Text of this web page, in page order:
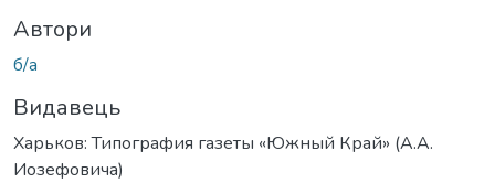
Автори
б/а
Видавець
Харьков: Типография газеты «Южный Край» (А.А.
Иозефовича)